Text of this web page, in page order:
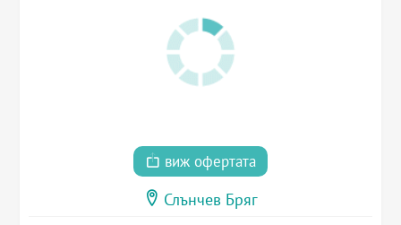
виж офертата
Слънчев Бряг